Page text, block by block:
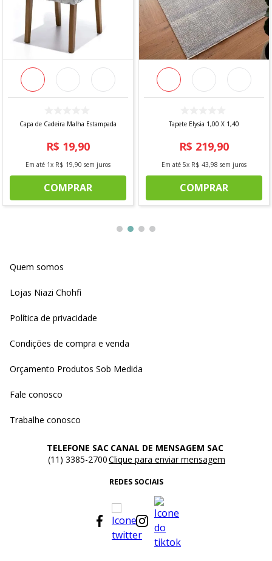
Capa de Cadeira Malha Estampada
R$ 19,90
Em até 1x R$ 19,90 sem juros
COMPRAR
Tapete Elysia 1,00 X 1,40
R$ 219,90
Em até 5x R$ 43,98 sem juros
COMPRAR
Quem somos
Lojas Niazi Chohfi
Política de privacidade
Condições de compra e venda
Orçamento Produtos Sob Medida
Fale conosco
Trabalhe conosco
TELEFONE SAC
(11) 3385-2700
CANAL DE MENSAGEM SAC
Clique para enviar mensagem
REDES SOCIAIS